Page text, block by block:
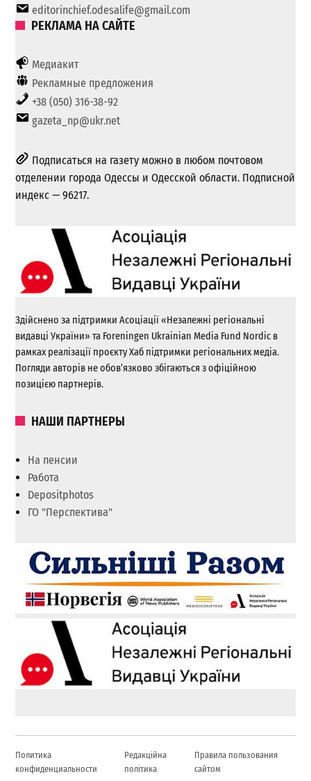
editorinchief.odesalife@gmail.com
РЕКЛАМА НА САЙТЕ
Медиакит
Рекламные предложения
+38 (050) 316-38-92
gazeta_np@ukr.net
Подписаться на газету можно в любом почтовом
отделении города Одессы и Одесской области. Подписной
индекс — 96217.
Здійснено за підтримки Асоціації «Незалежні регіональні
видавці України» та Foreningen Ukrainian Media Fund Nordic в
рамках реалізації проєкту Хаб підтримки регіональних медіа.
Погляди авторів не обов’язково збігаються з офіційною
позицією партнерів.
НАШИ ПАРТНЕРЫ
На пенсии
Работа
Depositphotos
ГО "Перспектива"
Политика
конфиденциальности
Редакційна
політика
Правила пользования
сайтом